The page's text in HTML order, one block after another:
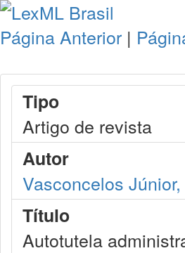
Página Anterior |
Tipo
Artigo de revista
Autor
Vasconcelos
Título
Autotutela